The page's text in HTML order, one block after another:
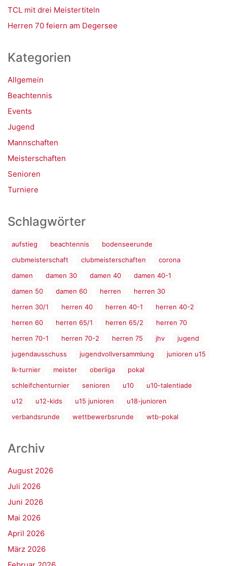
TCL mit drei Meistertiteln
Herren 70 feiern am Degersee
Kategorien
Allgemein
Beachtennis
Events
Jugend
Mannschaften
Meisterschaften
Senioren
Turniere
Schlagwörter
aufstieg beachtennis
bodenseerunde
clubmeisterschaft
clubmeisterschaften
corona
damen
damen 30 damen 40
damen 40-1
damen 50
damen 60 herren
herren 30
herren 30/1
herren 40 herren 40-1
herren 40-2
herren 60
herren 65/1 herren 65/2
herren 70
herren 70-1
herren 70-2 herren 75 jhv
jugend
jugendausschuss
jugendvollversammlung
junioren u15
lk-turnier
meister oberliga
pokal
schleifchenturnier
senioren u10
u10-talentiade
u12
u12-kids u15 junioren
u18-junioren
verbandsrunde
wettbewerbsrunde wtb-pokal
Archiv
August 2026
Juli 2026
Juni 2026
Mai 2026
April 2026
März 2026